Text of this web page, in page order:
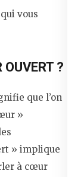
vous
?
que l’on
»
» implique
à cœur